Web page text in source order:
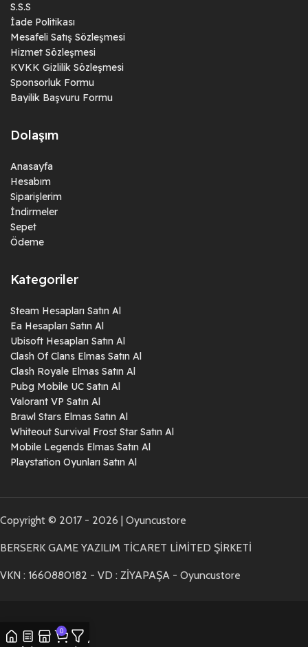
S.S.S
İade Politikası
Mesafeli Satış Sözleşmesi
Hizmet Sözleşmesi
KVKK Gizlilik Sözleşmesi
Sponsorluk Formu
Bayilik Başvuru Formu
Dolaşım
Anasayfa
Hesabım
Siparişlerim
İndirmeler
Sepet
Ödeme
Kategoriler
Steam Hesapları Satın Al
Ea Hesapları Satın Al
Ubisoft Hesapları Satın Al
Clash Of Clans Elmas Satın Al
Clash Royale Elmas Satın Al
Pubg Mobile UC Satın Al
Valorant VP Satın Al
Brawl Stars Elmas Satın Al
Whiteout Survival Frost Star Satın Al
Mobile Legends Elmas Satın Al
Playstation Oyunları Satın Al
Copyright © 2017 - 2026 | Oyuncustore
BERSERK GAME YAZILIM TİCARET LİMİTED ŞİRKETİ
VKN : 1660880182 - VD : ZİYAPAŞA - Oyuncustore
0